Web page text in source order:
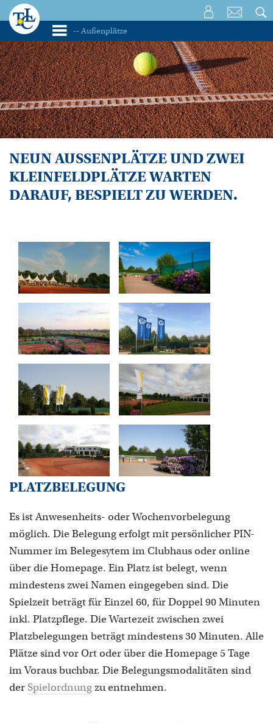
NEUN AUSSENPLÄTZE UND ZWEI
KLEINFELDPLÄTZE WARTEN
DARAUF, BESPIELT ZU WERDEN.
PLATZBELEGUNG
Es ist Anwesenheits- oder Wochenvorbelegung
möglich. Die Belegung erfolgt mit persönlicher PIN-
Nummer im Belegesytem im Clubhaus oder online
über die Homepage. Ein Platz ist belegt, wenn
mindestens zwei Namen eingegeben sind. Die
Spielzeit beträgt für Einzel 60, für Doppel 90 Minuten
inkl. Platzpflege. Die Wartezeit zwischen zwei
Platzbelegungen beträgt mindestens 30 Minuten. Alle
Plätze sind vor Ort oder über die Homepage 5 Tage
im Voraus buchbar. Die Belegungsmodalitäten sind
der Spielordnungzu entnehmen.